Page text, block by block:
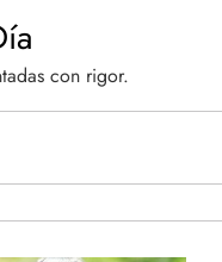
con rigor.